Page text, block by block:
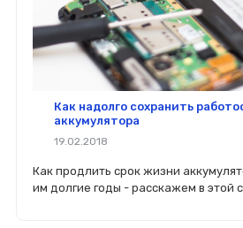
Как надолго сохранить
аккумулятора
19.02.2018
Как продлить срок жизни
им долгие годы - расскажем в этой